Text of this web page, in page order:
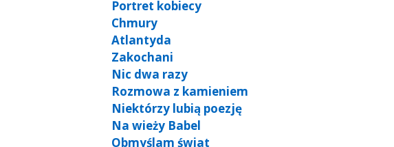
Portret kobiecy
Chmury
Atlantyda
Zakochani
Nic dwa razy
Rozmowa z kamieniem
Niektórzy lubią poezję
Na wieży Babel
Obmyślam świat